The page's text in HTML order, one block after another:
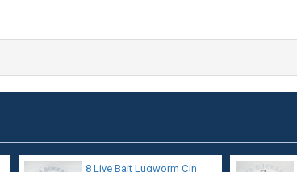
8 Live Bait Lugworm Çin